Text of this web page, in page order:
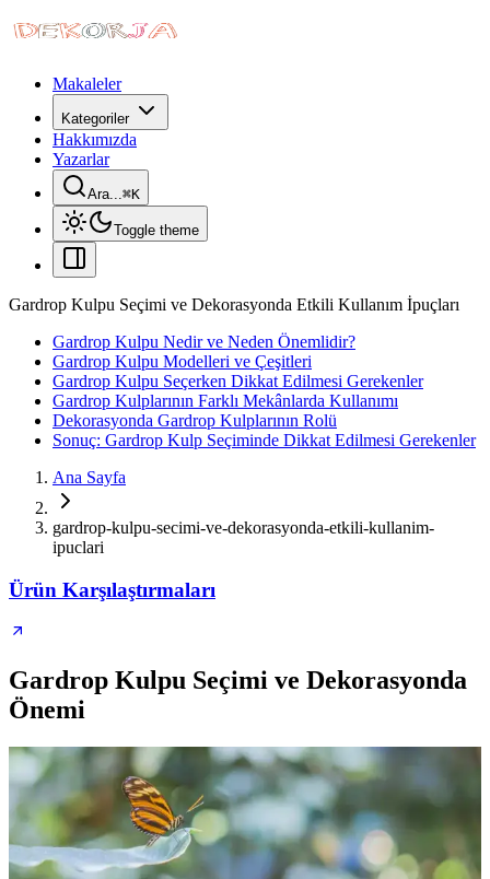
Makaleler
Kategoriler
Hakkımızda
Yazarlar
Ara...⌘K
Toggle theme
Gardrop Kulpu Seçimi ve Dekorasyonda Etkili Kullanım İpuçları
Gardrop Kulpu Nedir ve Neden Önemlidir?
Gardrop Kulpu Modelleri ve Çeşitleri
Gardrop Kulpu Seçerken Dikkat Edilmesi Gerekenler
Gardrop Kulplarının Farklı Mekânlarda Kullanımı
Dekorasyonda Gardrop Kulplarının Rolü
Sonuç: Gardrop Kulp Seçiminde Dikkat Edilmesi Gerekenler
Ana Sayfa
gardrop-kulpu-secimi-ve-dekorasyonda-etkili-kullanim-
ipuclari
Ürün Karşılaştırmaları
Gardrop Kulpu Seçimi ve Dekorasyonda
Önemi